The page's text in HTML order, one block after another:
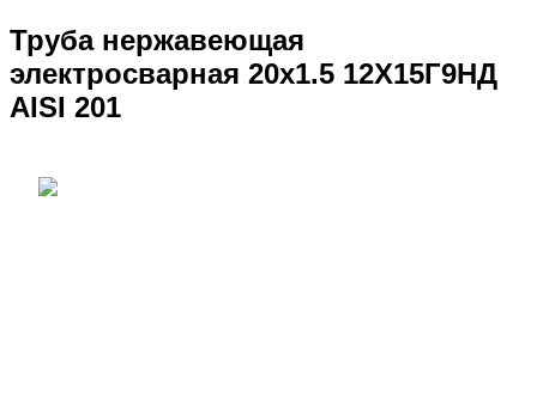
Труба нержавеющая
электросварная 20х1.5 12Х15Г9НД
AISI 201